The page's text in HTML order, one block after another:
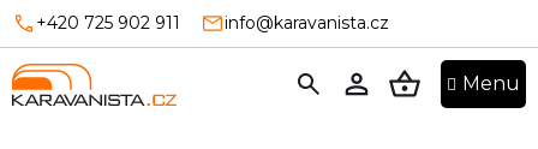
Přejít
obsah
+420 725 902 911 info@karavanista.cz